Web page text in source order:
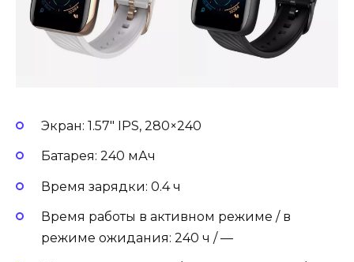
Экран: 1.57″ IPS, 280×240
Батарея: 240 мАч
Время зарядки: 0.4 ч
Время работы в активном режиме / в
режиме ожидания: 240 ч / —